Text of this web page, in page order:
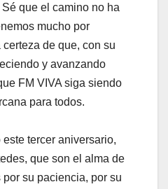
que el camino no ha
mucho por
de que, con su
y avanzando
FM VIVA siga siendo
para todos.
tercer aniversario,
que son el alma de
su paciencia, por su